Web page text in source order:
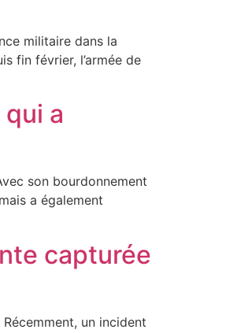
militaire dans la
fin février, l’armée de
a
son bourdonnement
a également
capturée
un incident